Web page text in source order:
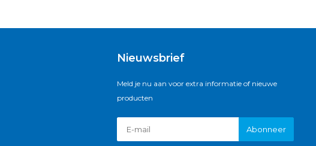
Nieuwsbrief
Meld je nu aan voor extra informatie of nieuwe
producten
Abonneer